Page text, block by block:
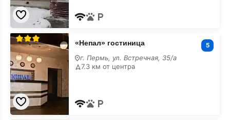
«Непал»
гостиница
с
завтраком
«Непал» гостиница 5
г. Пермь, ул. Встречная, 35/а
7.3 км от центра